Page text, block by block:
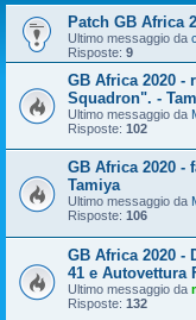
Patch GB Africa
Ultimo messaggio da
Risposte: 9
GB Africa 2020 -
Squadron". -
Ultimo messaggio da
Risposte: 102
GB Africa 2020 -
Tamiya
Ultimo messaggio da
Risposte: 106
GB Africa 2020 -
41 e Autovettura
Ultimo messaggio da
Risposte: 132